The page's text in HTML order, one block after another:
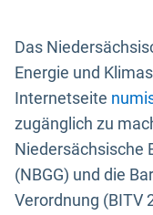
Das
Energie und
Internetseite
zugänglich zu
Niedersächsische
(NBGG) und die
Verordnung (BITV